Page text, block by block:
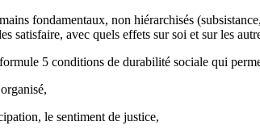
fondamentaux, non hiérarchisés
satisfaire, avec quels effets sur soi et sur les
5 conditions de durabilité sociale qui
le sentiment de justice,